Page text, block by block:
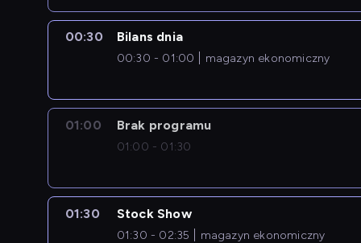
00:30 Bilans dnia
00:30 - 01:00 magazyn ekonomiczny
01:00 Brak programu
01:00 - 01:30
01:30 Stock Show
01:30 - 02:35
magazyn ekonomiczny